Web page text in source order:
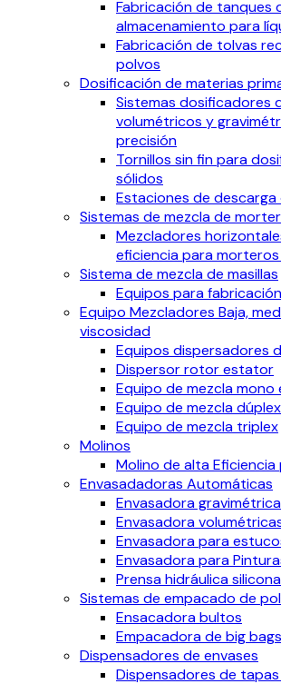
Fabricación de tanques
almacenamiento para
Fabricación de tolvas
polvos
Dosificación de materias
Sistemas dosificadores
volumétricos y
precisión
Tornillos sin fin para
sólidos
Estaciones de descarga
Sistemas de mezcla de
Mezcladores
eficiencia para
Sistema de mezcla de masillas
Equipos para
Equipo Mezcladores Baja,
viscosidad
Equipos dispersadores
Dispersor rotor estator
Equipo de mezcla mono
Equipo de mezcla dúplex
Equipo de mezcla triplex
Molinos
Molino de alta
Envasadadoras Automáticas
Envasadora
Envasadora
Envasadora para
Envasadora para
Prensa hidráulica
Sistemas de empacado de
Ensacadora bultos
Empacadora de big bags
Dispensadores de envases
Dispensadores de